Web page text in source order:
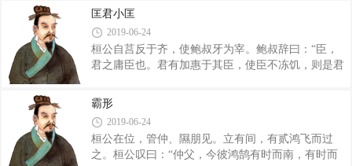
也，去一焉，则必不立矣。吾观小白，必不为后
矣。”管仲曰，“不然也。夫国人憎恶纠之母，以
下。壤可以为粟，木可以为货。粟尽则有生，货散则
有聚。君人者，名之为贵，财安可有？”管仲曰：“此
君之明也。”公曰：“民办军事矣，则可乎？”对
曰：“不可，甲兵未足也。请薄刑罚，以厚甲兵。”于
是死罪不杀，刑罪不罚，使以甲兵赎。死罪以犀甲一
成以束矢。公曰：“甲兵既足矣，吾欲诛大国之不道
者，可乎？”对曰：“爱四封之内，而后可
匡君小匡
2019-06-24
桓公自莒反于齐，使鲍叔牙为宰。鲍叔辞曰：“臣，
君之庸臣也。君有加惠于其臣，使臣不冻饥，则是君
乎。臣之所不如管夷吾者五：宽惠爱民，臣不如也；
治国不失秉，臣不如也；忠信可结于诸侯，臣不如
也；制礼义可法于四方，臣不如也；介胃执枹，立于
军门，使百姓皆加勇，臣不如也。夫管仲，民之父母
也，将欲治其子，不可弃其父母。”公曰：“管夷吾亲
霸形
2019-06-24
桓公在位，管仲、隰朋见。立有间，有贰鸿飞而过
之。桓公叹曰：“仲父，今彼鸿鹄有时而南，有时而